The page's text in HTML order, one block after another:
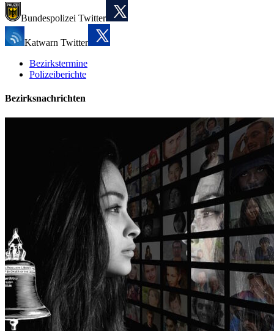
Bundespolizei Twitter
Katwarn Twitter
Bezirkstermine
Polizeiberichte
Bezirksnachrichten